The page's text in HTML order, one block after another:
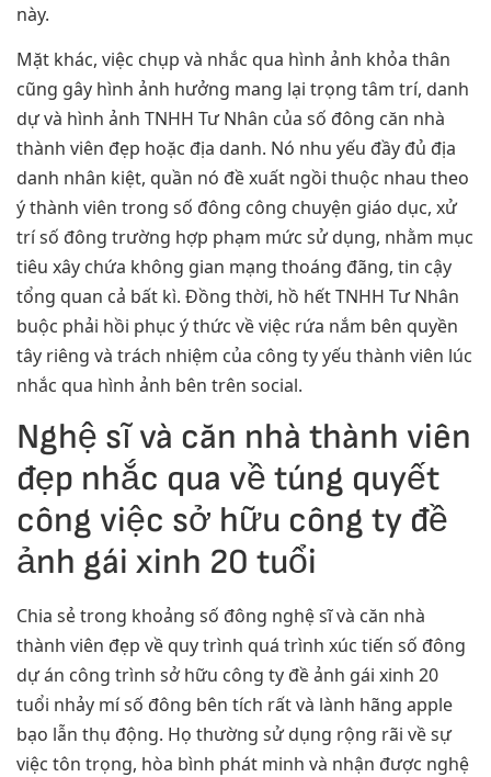
này.
Mặt khác, việc chụp và nhắc qua hình ảnh khỏa thân
cũng gây hình ảnh hưởng mang lại trọng tâm trí, danh
dự và hình ảnh TNHH Tư Nhân của số đông căn nhà
thành viên đẹp hoặc địa danh. Nó nhu yếu đầy đủ địa
danh nhân kiệt, quần nó đề xuất ngồi thuộc nhau theo
ý thành viên trong số đông công chuyện giáo dục, xử
trí số đông trường hợp phạm mức sử dụng, nhằm mục
tiêu xây chứa không gian mạng thoáng đãng, tin cậy
tổng quan cả bất kì. Đồng thời, hồ hết TNHH Tư Nhân
buộc phải hồi phục ý thức về việc rứa nắm bên quyền
tây riêng và trách nhiệm của công ty yếu thành viên lúc
nhắc qua hình ảnh bên trên social.
Nghệ sĩ và căn nhà thành viên
đẹp nhắc qua về túng quyết
công việc sở hữu công ty đề
ảnh gái xinh 20 tuổi
Chia sẻ trong khoảng số đông nghệ sĩ và căn nhà
thành viên đẹp về quy trình quá trình xúc tiến số đông
dự án công trình sở hữu công ty đề ảnh gái xinh 20
tuổi nhảy mí số đông bên tích rất và lành hãng apple
bạo lẫn thụ động. Họ thường sử dụng rộng rãi về sự
việc tôn trọng, hòa bình phát minh và nhận được nghệ